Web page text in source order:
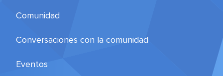
Comunidad
Conversaciones con la comunidad
Eventos